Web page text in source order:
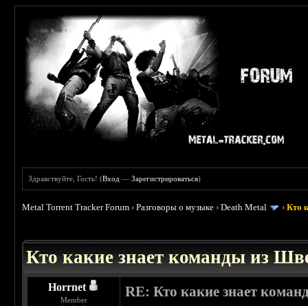
Здравствуйте, Гость! (Вход —Зарегистрироваться)
Metal Torrent Tracker Forum ›Разговоры о музыке ›Death Metal ›Кто
Кто какие знает команды из
Horrnet
Member
RE: Кто какие знает